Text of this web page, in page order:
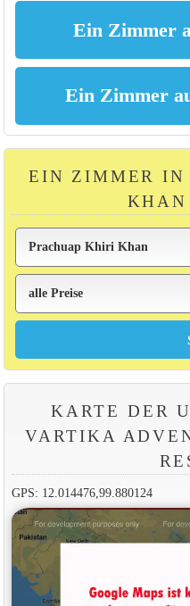
EIN ZIMMER IN
KARTE DER
VARTIKA
GPS: 12.014476,99.880124